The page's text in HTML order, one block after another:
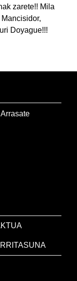
zarete!! Mila
Doyague!!!